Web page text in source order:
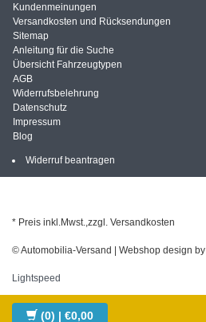
Kundenmeinungen
Versandkosten und Rücksendungen
Sitemap
Anleitung für die Suche
Übersicht Fahrzeugtypen
AGB
Widerrufsbelehrung
Datenschutz
Impressum
Blog
Widerruf beantragen
* Preis inkl.Mwst.,zzgl. Versandkosten
© Automobilia-Versand | Webshop design by
Lightspeed
(0) | €0,00